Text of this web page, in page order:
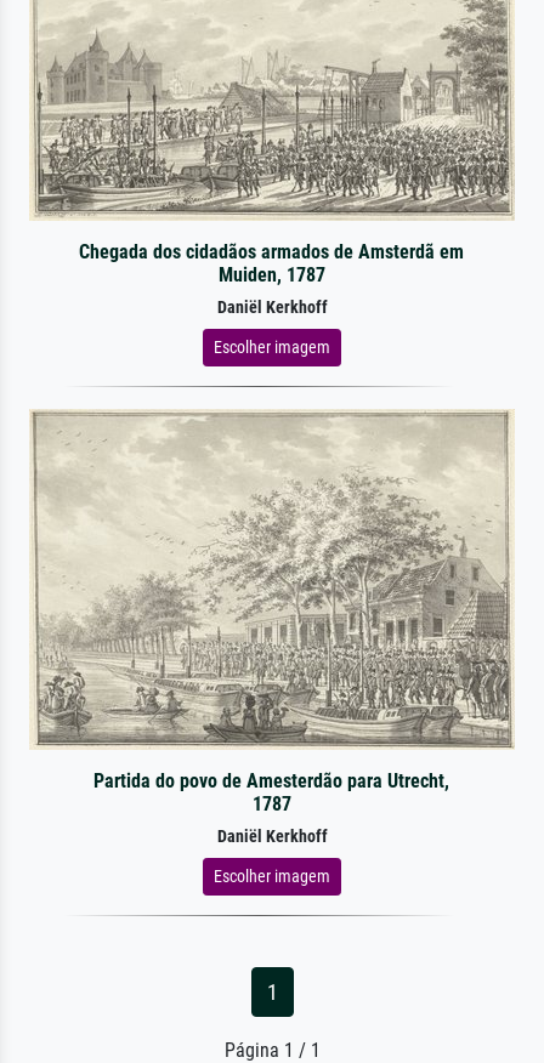
Chegada dos cidadãos armados de Amsterdã em
Muiden, 1787
Daniël Kerkhoff
Escolher imagem
Partida do povo de Amesterdão para Utrecht,
1787
Daniël Kerkhoff
Escolher imagem
1
Página 1 / 1